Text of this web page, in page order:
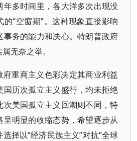
年多时间里，各大洋多次出现没
“空窗期”。这种现象直接影响
事务的能力和决心。特朗普政府
无奈之举。
府重商主义色彩决定其商业利益
国历次孤立主义盛行，均未拒绝
次美国孤立主义回潮则不同，特
明显的收缩态势，希望逐步从
择以“经济民族主义”对抗“全球